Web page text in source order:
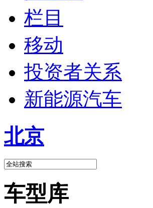
栏目
移动
投资者关系
新能源汽车
北京
车型库